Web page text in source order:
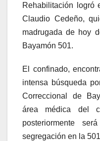
Rehabilitación logró
Claudio Cedeño,
madrugada de hoy
Bayamón 501.
El confinado,
intensa búsqueda
Correccional de
área médica del
posteriormente
segregación en la